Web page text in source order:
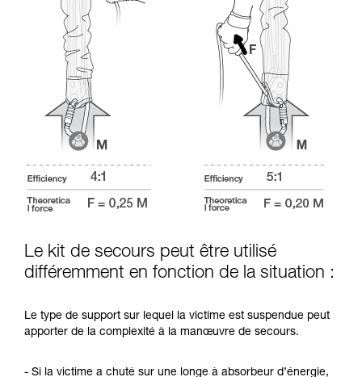
Le kit de secours peut être utilisé
différemment en fonction de la situation :
Le type de support sur lequel la victime est suspendue peut
apporter de la complexité à la manœuvre de secours.
- Si la victime a chuté sur une longe à absorbeur d’énergie,